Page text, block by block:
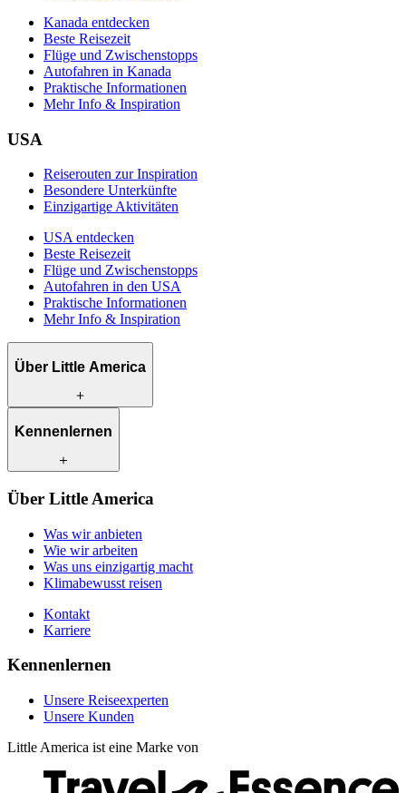
Kanada entdecken
Beste Reisezeit
Flüge und Zwischenstopps
Autofahren in Kanada
Praktische Informationen
Mehr Info & Inspiration
USA
Reiserouten zur Inspiration
Besondere Unterkünfte
Einzigartige Aktivitäten
USA entdecken
Beste Reisezeit
Flüge und Zwischenstopps
Autofahren in den USA
Praktische Informationen
Mehr Info & Inspiration
Über Little America
Was wir anbieten
Was uns einzigartig macht
Kontakt
Karriere
Kennenlernen
Unsere Reiseexperten
Über Little America
Was wir anbieten
Wie wir arbeiten
Was uns einzigartig macht
Klimabewusst reisen
Kontakt
Karriere
Kennenlernen
Unsere Reiseexperten
Unsere Kunden
Little America ist eine Marke von